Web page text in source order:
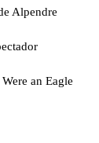
Alpendre
an Eagle